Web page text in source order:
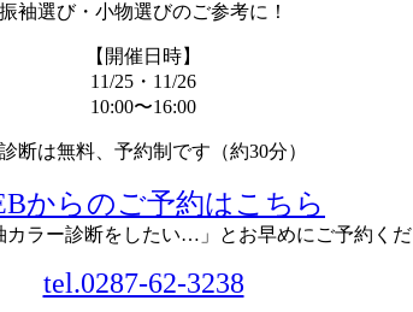
振袖選び・小物選びのご参考に！
【開催日時】
11/25・11/26
10:00〜16:00
断は無料、予約制です（約30分）
からのご予約はこちら
カラー診断をしたい…」とお早めにご予約く
tel.0287-62-3238